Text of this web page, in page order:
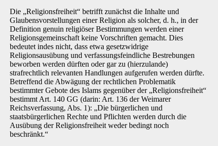
Die „Religionsfreiheit“ betrifft zunächst die Inhalte und
Glaubensvorstellungen einer Religion als solcher, d. h., in der
Definition genuin religiöser Bestimmungen werden einer
Religionsgemeinschaft keine Vorschriften gemacht. Dies
bedeutet indes nicht, dass etwa gesetzwidrige
Religionsausübung und verfassungsfeindliche Bestrebungen
beworben werden dürften oder gar zu (hierzulande)
strafrechtlich relevanten Handlungen aufgerufen werden dürfte.
Betreffend die Abwägung der rechtlichen Problematik
bestimmter Gebote des Islams gegenüber der „Religionsfreiheit“
bestimmt Art. 140 GG (darin: Art. 136 der Weimarer
Reichsverfassung, Abs. 1): „Die bürgerlichen und
staatsbürgerlichen Rechte und Pflichten werden durch die
Ausübung der Religionsfreiheit weder bedingt noch
beschränkt.“